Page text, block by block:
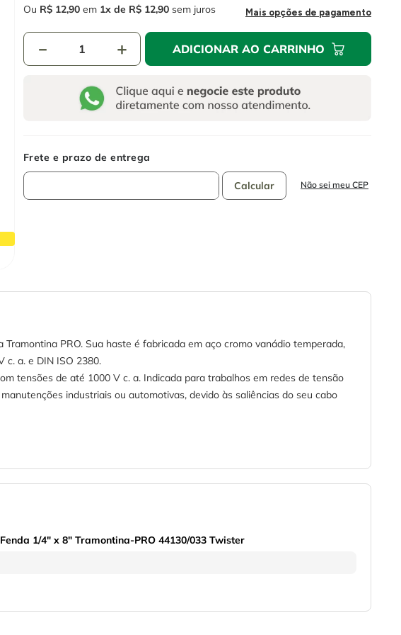
Ou R$ 12,90 em 1 R$ 12,90 sem juros Mais opções de pagamento
＋
－ ADICIONAR AO CARRINHO
Não sei meu CEP
PRO. Sua haste é fabricada em aço cromo vanádio temperada,
c. a. e DIN ISO 2380.
tensões de até 1000 V c. a. Indicada para trabalhos em redes de tensão
industriais ou automotivas, devido às saliências do seu cabo
1/4" x 8" Tramontina-PRO 44130/033 Twister